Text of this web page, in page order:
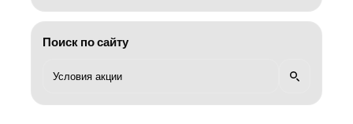
Поиск по сайту